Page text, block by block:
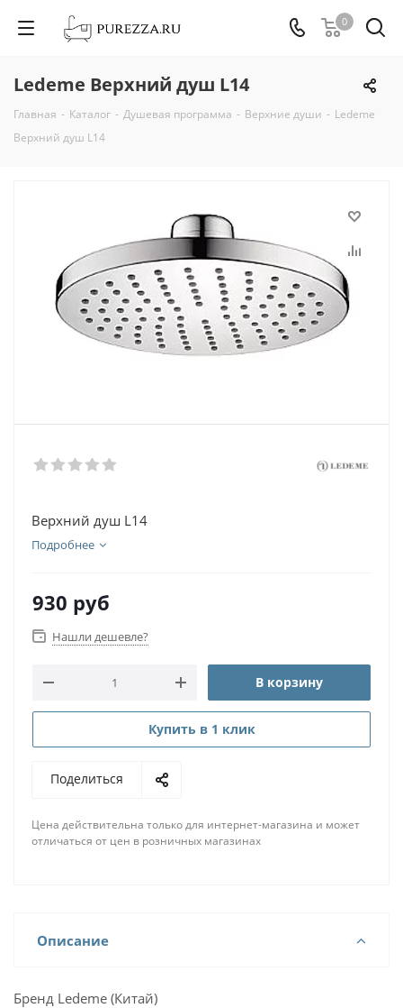
0
Ledeme Верхний душ L14
Главная - Каталог - Душевая программа - Верхние души - Ledeme
Верхний душ L14
Верхний душ L14
Подробнее
930 руб
Нашли дешевле?
В корзину
Купить в 1 клик
Поделиться
Цена действительна только для интернет-магазина и может
отличаться от цен в розничных магазинах
Описание
Бренд Ledeme (Китай)